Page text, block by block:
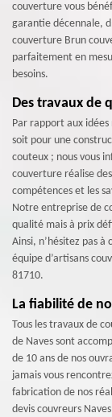
couverture vous
garantie décennale,
couverture Brun
parfaitement en
besoins.
Des travaux de
Par rapport aux
soit pour une
couteux ; nous vous
couverture réalise
compétences et les
Notre entreprise de
qualité mais à prix
Ainsi, n’hésitez pas
équipe d’artisans
81710.
La fiabilité de
Tous les travaux de
de Naves sont
de 10 ans de nos
jamais vous
fabrication de nos
devis couvreurs